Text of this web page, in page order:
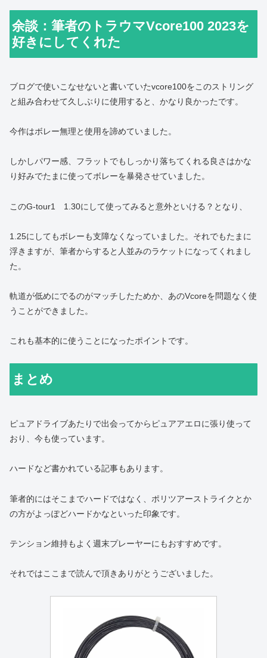
余談：筆者のトラウマVcore100 2023を
好きにしてくれた
ブログで使いこなせないと書いていたvcore100をこのストリング
と組み合わせて久しぶりに使用すると、かなり良かったです。
今作はボレー無理と使用を諦めていました。
しかしパワー感、フラットでもしっかり落ちてくれる良さはかな
り好みでたまに使ってボレーを暴発させていました。
このG-tour1 1.30にして使ってみると意外といける？となり、
1.25にしてもボレーも支障なくなっていました。それでもたまに
浮きますが、筆者からすると人並みのラケットになってくれまし
た。
軌道が低めにでるのがマッチしたためか、あのVcoreを問題なく使
うことができました。
これも基本的に使うことになったポイントです。
まとめ
ピュアドライブあたりで出会ってからピュアアエロに張り使って
おり、今も使っています。
ハードなど書かれている記事もあります。
筆者的にはそこまでハードではなく、ポリツアーストライクとか
の方がよっぽどハードかなといった印象です。
テンション維持もよく週末プレーヤーにもおすすめです。
それではここまで読んで頂きありがとうございました。